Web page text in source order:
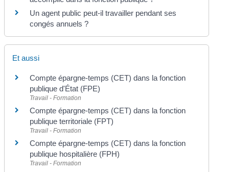
Un agent public peut-il travailler pendant ses
congés annuels ?
Et aussi
Compte épargne-temps (CET) dans la fonction
publique d'État (FPE)
Travail - Formation
Compte épargne-temps (CET) dans la fonction
publique territoriale (FPT)
Travail - Formation
Compte épargne-temps (CET) dans la fonction
publique hospitalière (FPH)
Travail - Formation